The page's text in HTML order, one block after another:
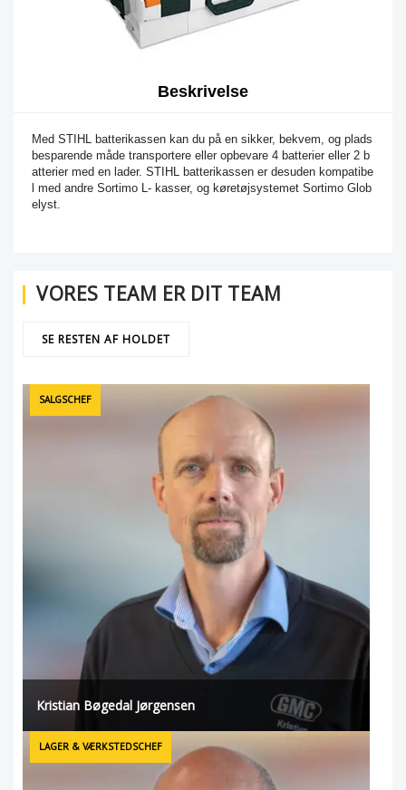
Beskrivelse
Med STIHL batterikassen kan du på en sikker, bekvem, og plads
besparende måde transportere eller opbevare 4 batterier eller 2 b
atterier med en lader. STIHL batterikassen er desuden kompatibe
l med andre Sortimo L- kasser, og køretøjsystemet Sortimo Glob
elyst.
VORES TEAM ER DIT TEAM
SE RESTEN AF HOLDET
SALGSCHEF
Kristian Bøgedal Jørgensen
LAGER & VÆRKSTEDSCHEF